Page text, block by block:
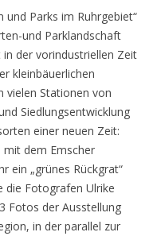
und Parks im Ruhrgebiet“
und Parklandschaft
der vorindustriellen Zeit
kleinbäuerlichen
vielen Stationen von
Siedlungsentwicklung
einer neuen Zeit:
mit dem Emscher
ein „grünes Rückgrat“
die Fotografen Ulrike
Fotos der Ausstellung
in der parallel zur